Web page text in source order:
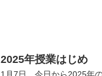
2025年授業はじめ